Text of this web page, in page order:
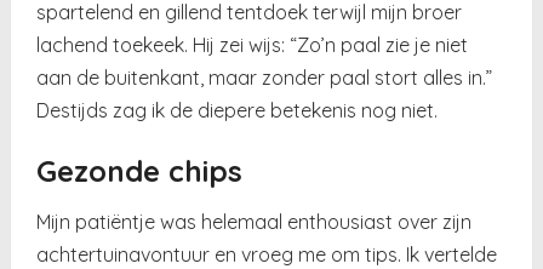
spartelend en gillend tentdoek terwijl mijn broer
lachend toekeek. Hij zei wijs: “Zo’n paal zie je niet
aan de buitenkant, maar zonder paal stort alles in.”
Destijds zag ik de diepere betekenis nog niet.
Gezonde chips
Mijn patiëntje was helemaal enthousiast over zijn
achtertuinavontuur en vroeg me om tips. Ik vertelde